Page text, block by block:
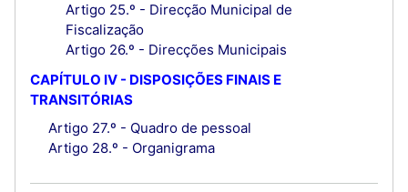
Artigo 25.º - Direcção Municipal de
Fiscalização
Artigo 26.º - Direcções Municipais
CAPÍTULO IV - DISPOSIÇÕES FINAIS E
TRANSITÓRIAS
Artigo 27.º - Quadro de pessoal
Artigo 28.º - Organigrama